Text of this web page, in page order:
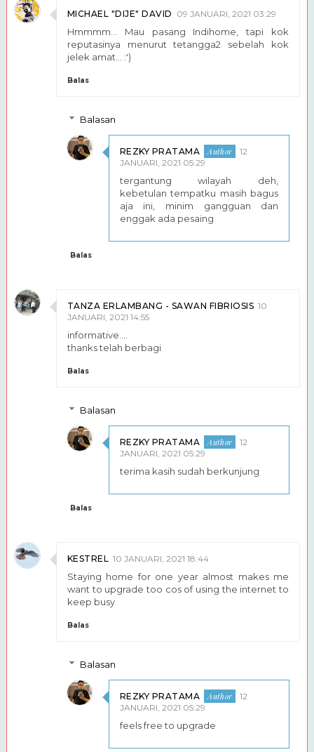
MICHAEL "DIJE" DAVID 09 JANUARI, 2021 03:29
Hmmmm... Mau pasang Indihome, tapi kok
reputasinya menurut tetangga2 sebelah kok
jelek amat... :')
Balas
Balasan
REZKY PRATAMA
12
JANUARI, 2021 05:29
tergantung wilayah deh,
kebetulan tempatku masih bagus
aja ini, minim gangguan dan
enggak ada pesaing
Balas
TANZA ERLAMBANG - SAWAN FIBRIOSIS 10
JANUARI, 2021 14:55
informative....
thanks telah berbagi
Balas
Balasan
REZKY PRATAMA
12
JANUARI, 2021 05:29
terima kasih sudah berkunjung
Balas
KESTREL 10 JANUARI, 2021 18:44
Staying home for one year almost makes me
want to upgrade too cos of using the internet to
keep busy
Balas
Balasan
REZKY PRATAMA
12
JANUARI, 2021 05:29
feels free to upgrade